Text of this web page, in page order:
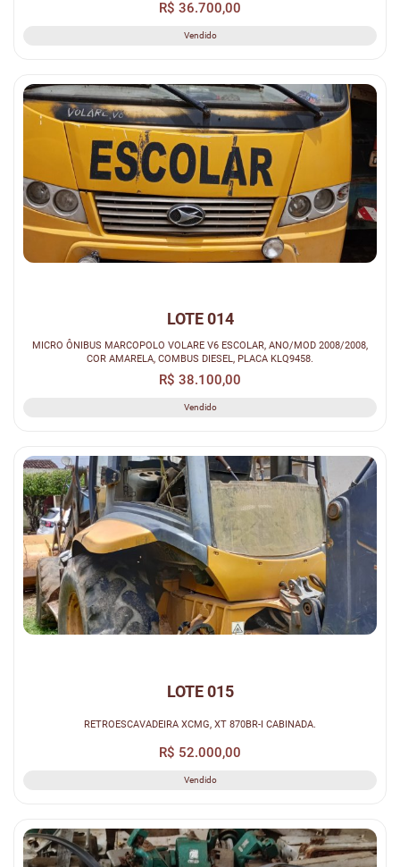
R$ 36.700,00
Vendido
LOTE 014
MICRO ÔNIBUS MARCOPOLO VOLARE V6 ESCOLAR, ANO/MOD 2008/2008,
COR AMARELA, COMBUS DIESEL, PLACA KLQ9458.
R$ 38.100,00
Vendido
LOTE 015
RETROESCAVADEIRA XCMG, XT 870BR-I CABINADA.
R$ 52.000,00
Vendido